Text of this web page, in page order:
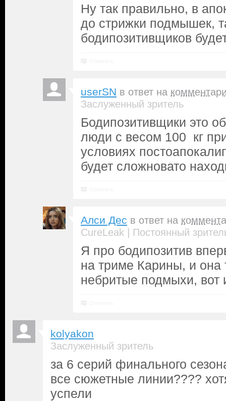
Ну так правильно, в
до стрижки подмышек,
бодипозитивщиков
userSN в ответ на
Заслуженный зритель
Бодипозитивщики это
люди с весом 100 кг
условиях
будет сложновато
Алси Дес в ответ на
CureLeak | Постоянный
Я про бодипозитив
на триме Карины, и она
небритые подмыхи, вот
kolyakon
Заслуженный зритель
за 6 серий финального
все сюжетные линии????
успели